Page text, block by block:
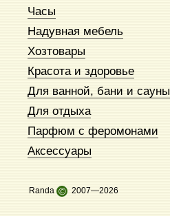
Часы
Надувная мебель
Хозтовары
Красота и здоровье
Для ванной, бани и сауны
Для отдыха
Парфюм с феромонами
Аксессуары
Randa © 2007—2026